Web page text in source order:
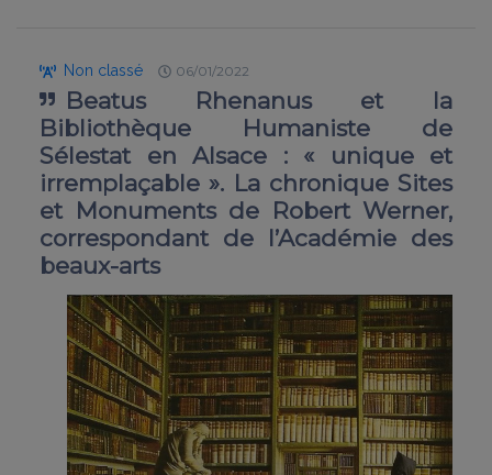
Non classé 06/01/2022
Beatus Rhenanus et la
Bibliothèque Humaniste de
Sélestat en Alsace : « unique et
irremplaçable ». La chronique Sites
et Monuments de Robert Werner,
correspondant de l’Académie des
beaux-arts